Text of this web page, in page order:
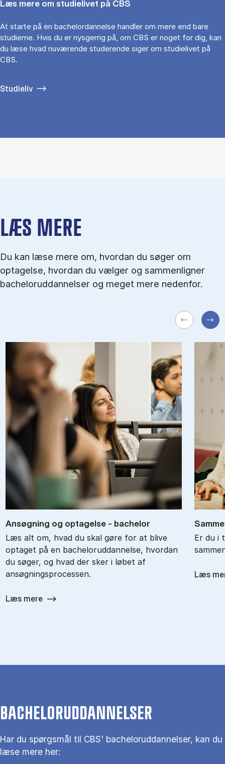
Læs mere om studielivet på CBS
At starte på en bachelordannelse handler om mere end bare
studierne. Hvis du er nysgerrig på, om CBS er noget for dig, kan
du læse hvad nuværende studerende siger om studielivet på
CBS.
Studieliv
LÆS MERE
Du kan læse mere om, hvordan du søger om
optagelse, hvordan du vælger og sammenligner
bacheloruddannelser og meget mere nedenfor.
An­søg­ning og op­ta­gel­se - ba­chel­or
Læs alt om, hvad du skal gøre for at blive
optaget på en bacheloruddannelse, hvordan
du søger, og hvad der sker i løbet af
ansøgningsprocessen.
Læs mere
Er du i
Læs
BACHELORUDDANNELSER
Har du spørgsmål til CBS' bacheloruddannelser, kan du
læse mere her: